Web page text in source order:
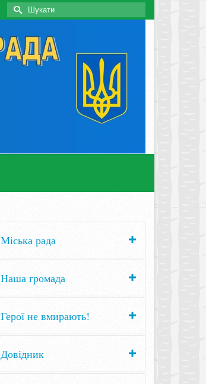
Search
for:
Міська рада
Наша громада
Герої не вмирають!
Довідник